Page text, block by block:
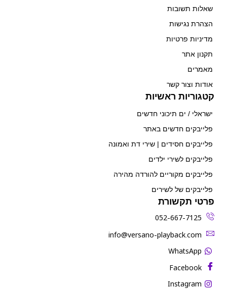
שאלות תשובות
הצהרת נגישות
מדיניות פרטיות
תקנון אתר
מאמרים
אודות וצור קשר
קטגוריות ראשיות
ישראלי / ים תיכוני חדשים
פלייבקים חדשים באתר
פלייבקים חסידים | שירי דת ואמונה
פלייבקים לשירי ילדים
פלייבקים מקוריים להורדה מהירה
פלייבקים של לשירים
פרטי תקשורת
052-667-7125
‫info@versano-playback.com‬
WhatsApp
Facebook
Instagram